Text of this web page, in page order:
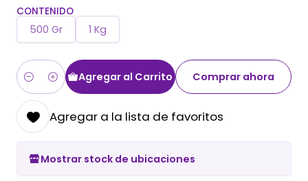
CONTENIDO
500 Gr 1 Kg
Cantidad
Agregar al Carrito Comprar ahora
Agregar a la lista de favoritos
Mostrar stock de ubicaciones